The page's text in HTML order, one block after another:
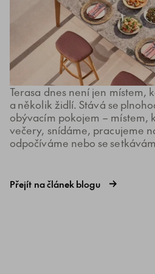
Terasa dnes není jen místem,
a několik židlí. Stává se
obývacím pokojem – místem,
večery, snídáme, pracujeme
odpočíváme nebo se
Přejít na článek blogu